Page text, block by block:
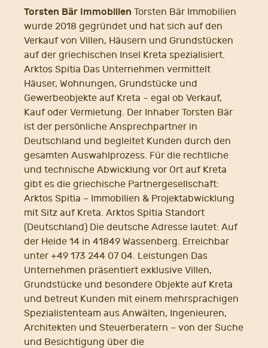
Torsten Bär Immobilien Torsten Bär Immobilien
wurde 2018 gegründet und hat sich auf den
Verkauf von Villen, Häusern und Grundstücken
auf der griechischen Insel Kreta spezialisiert.
Arktos Spitia Das Unternehmen vermittelt
Häuser, Wohnungen, Grundstücke und
Gewerbeobjekte auf Kreta – egal ob Verkauf,
Kauf oder Vermietung. Der Inhaber Torsten Bär
ist der persönliche Ansprechpartner in
Deutschland und begleitet Kunden durch den
gesamten Auswahlprozess. Für die rechtliche
und technische Abwicklung vor Ort auf Kreta
gibt es die griechische Partnergesellschaft:
Arktos Spitia – Immobilien & Projektabwicklung
mit Sitz auf Kreta. Arktos Spitia Standort
(Deutschland) Die deutsche Adresse lautet: Auf
der Heide 14 in 41849 Wassenberg. Erreichbar
unter +49 173 244 07 04. Leistungen Das
Unternehmen präsentiert exklusive Villen,
Grundstücke und besondere Objekte auf Kreta
und betreut Kunden mit einem mehrsprachigen
Spezialistenteam aus Anwälten, Ingenieuren,
Architekten und Steuerberatern – von der Suche
und Besichtigung über die